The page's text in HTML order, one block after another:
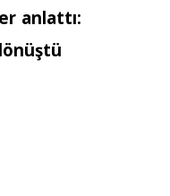
anlattı: